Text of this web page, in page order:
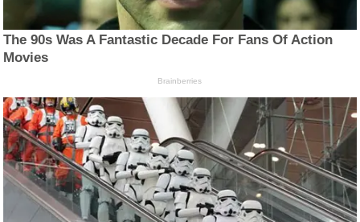
The 90s Was A Fantastic Decade For Fans Of Action
Movies
Brainberries